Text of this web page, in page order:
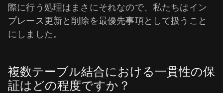
際に行う処理はまさにそれなので、私たちはイン
プレース更新と削除を最優先事項として扱うこと
にしました。
複数テーブル結合における一貫性の保
証はどの程度ですか？